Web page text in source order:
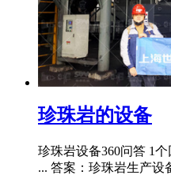
珍珠岩的设备
珍珠岩设备360问答 1
... 答案：珍珠岩生产设